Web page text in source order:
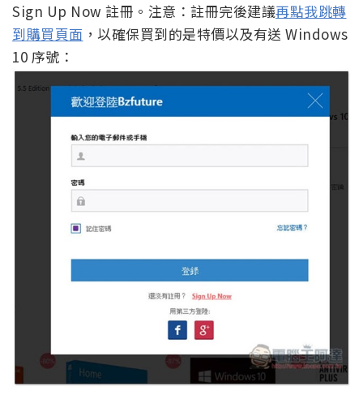
Sign Up Now 註冊。注意：註冊完後建議再點我跳轉
到購買頁面 ，以確保買到的是特價以及有送 Windows
10 序號：